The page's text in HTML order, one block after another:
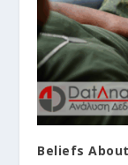
Beliefs